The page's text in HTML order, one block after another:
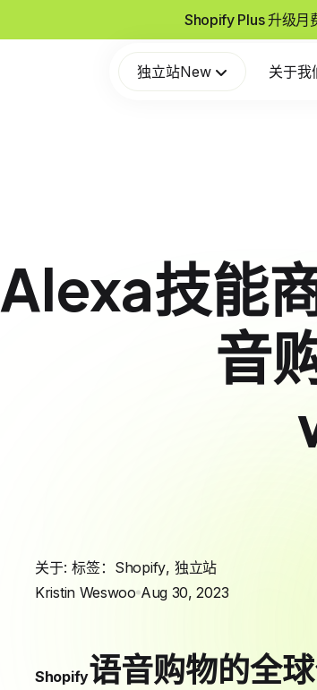
Shopify Plus 升级
独立站New 关于我
Alexa技能
音
关于: 标签： Shopify, 独立站
Kristin Weswoo Aug 30, 2023
Shopify语音购物的全